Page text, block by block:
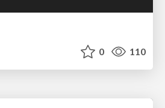
0 110